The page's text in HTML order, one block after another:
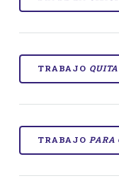
TRABAJO
TRABAJO PARA